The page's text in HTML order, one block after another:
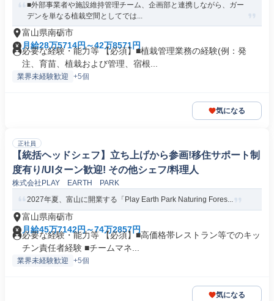
■外部事業者や施設維持管理チーム、企画部と連携しながら、ガー
デンを単なる植栽空間としてでは...
富山県南砺市
月給28万5714円～42万8571円
必要な経験・能力等 【必須】■植栽管理業務の経験(例：発
注、育苗、植栽および管理、宿根...
業界未経験歓迎 +5個
気になる
正社員
【統括ヘッドシェフ】立ち上げから参画!移住サポート制
度有り/UIターン歓迎! その他シェフ/料理人
株式会社PLAY EARTH PARK
2027年夏、富山に開業する「Play Earth Park Naturing Fores...
富山県南砺市
月給45万7142円～74万2857円
必要な経験・能力等 【必須】■高価格帯レストラン等でのキッ
チン責任者経験 ■チームマネ...
業界未経験歓迎 +5個
気になる